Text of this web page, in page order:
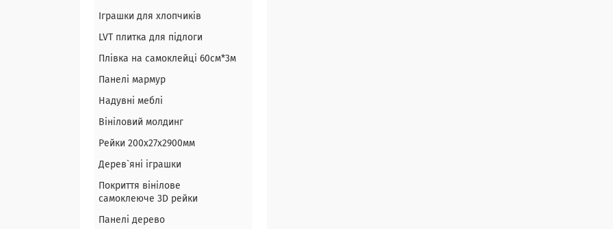
Іграшки для хлопчиків
LVT плитка для підлоги
Плівка на самоклейці 60см*3м
Панелі мармур
Надувні меблі
Вініловий молдинг
Рейки 200х27х2900мм
Дерев`яні іграшки
Покриття вінілове
самоклеюче 3D рейки
Панелі дерево